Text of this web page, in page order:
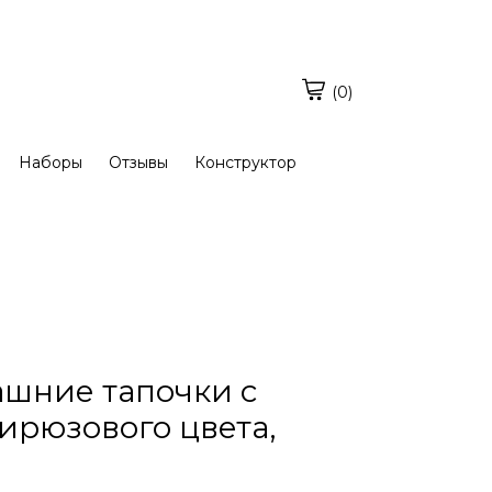
(0)
Наборы Отзывы Конструктор
тапочки с
цвета,